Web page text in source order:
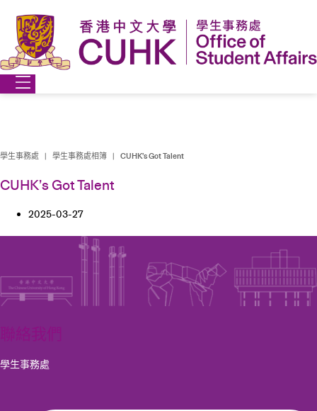
content
學生事務處 | 學生事務處相簿 | CUHK’s Got Talent
CUHK’s Got Talent
2025-03-27
學生事務處